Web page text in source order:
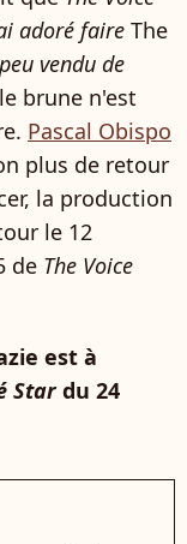
adoré faire The
vendu de
brune n'est
Pascal Obispo
plus de retour
la production
le 12
de The Voice
est à
Stardu 24